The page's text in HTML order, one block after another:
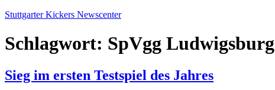
Zum
springen
Stuttgarter Kickers Newscenter
Schlagwort: SpVgg Ludwigsburg
Sieg im ersten Testspiel des Jahres